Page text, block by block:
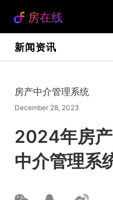
房在线
新闻资讯
房产中介管理系统
December 28, 2023
2024年房
中介管理系